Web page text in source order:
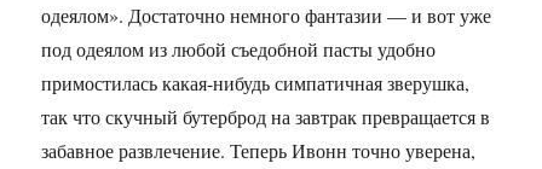
одеялом». Достаточно немного фантазии — и вот уже
под одеялом из любой съедобной пасты удобно
примостилась какая-нибудь симпатичная зверушка,
так что скучный бутерброд на завтрак превращается в
забавное развлечение. Теперь Ивонн точно уверена,